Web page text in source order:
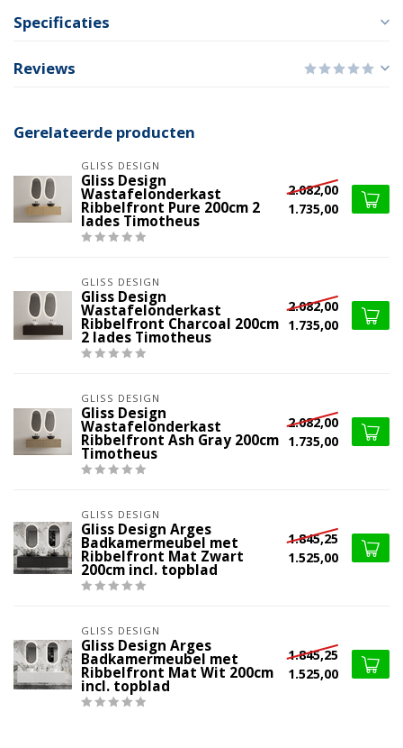
Specificaties
Reviews
Gerelateerde producten
GLISS DESIGN
Gliss Design
Wastafelonderkast
Ribbelfront Pure 200cm 2
lades Timotheus
2.082,00
1.735,00
GLISS DESIGN
Gliss Design
Wastafelonderkast
Ribbelfront Charcoal 200cm
2 lades Timotheus
2.082,00
1.735,00
GLISS DESIGN
Gliss Design
Wastafelonderkast
Ribbelfront Ash Gray 200cm
Timotheus
2.082,00
1.735,00
GLISS DESIGN
Gliss Design Arges
Badkamermeubel met
Ribbelfront Mat Zwart
200cm incl. topblad
1.845,25
1.525,00
GLISS DESIGN
Gliss Design Arges
Badkamermeubel met
Ribbelfront Mat Wit 200cm
incl. topblad
1.845,25
1.525,00